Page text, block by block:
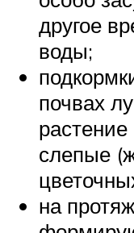
другое
воды;
почвах
растение
слепые
на